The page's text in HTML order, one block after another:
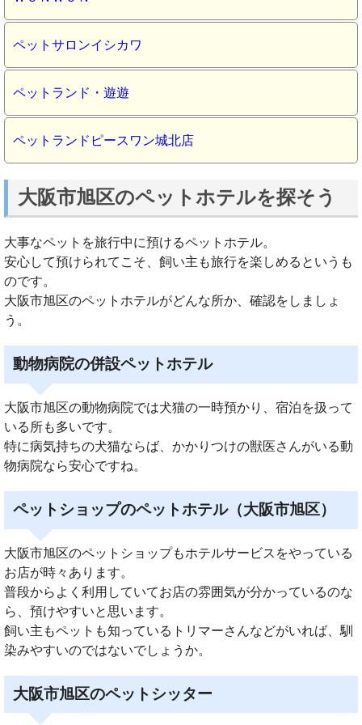
ペットサロンイシカワ
ペットランド・遊遊
ペットランドピースワン城北店
大阪市旭区のペットホテルを探そう
大事なペットを旅行中に預けるペットホテル。
安心して預けられてこそ、飼い主も旅行を楽しめるというも
のです。
大阪市旭区のペットホテルがどんな所か、確認をしましょ
う。
動物病院の併設ペットホテル
大阪市旭区の動物病院では犬猫の一時預かり、宿泊を扱って
いる所も多いです。
特に病気持ちの犬猫ならば、かかりつけの獣医さんがいる動
物病院なら安心ですね。
ペットショップのペットホテル（大阪市旭区）
大阪市旭区のペットショップもホテルサービスをやっている
お店が時々あります。
普段からよく利用していてお店の雰囲気が分かっているのな
ら、預けやすいと思います。
飼い主もペットも知っているトリマーさんなどがいれば、馴
染みやすいのではないでしょうか。
大阪市旭区のペットシッター